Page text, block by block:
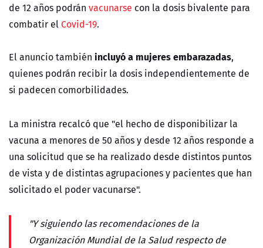
de 12 años podrán vacunarse con la dosis bivalente para
combatir el Covid-19.
El anuncio también incluyó a mujeres embarazadas,
quienes podrán recibir la dosis independientemente de
si padecen comorbilidades.
La ministra recalcó que "el hecho de disponibilizar la
vacuna a menores de 50 años y desde 12 años responde a
una solicitud que se ha realizado desde distintos puntos
de vista y de distintas agrupaciones y pacientes que han
solicitado el poder vacunarse".
"Y siguiendo las recomendaciones de la
Organización Mundial de la Salud respecto de